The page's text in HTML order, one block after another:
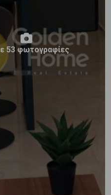
53 φωτογραφίες